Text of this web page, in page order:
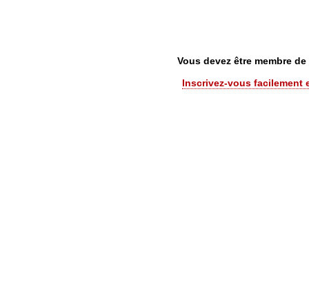
Vous devez être membre
Inscrivez-vous facilement